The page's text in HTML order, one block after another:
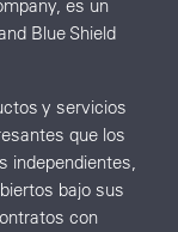
es un
Blue Shield
y servicios
que los
independientes,
bajo sus
con